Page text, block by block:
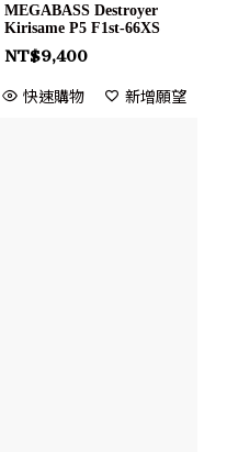
MEGABASS Destroyer
Kirisame P5 F1st-66XS
NT$9,400
快速購物 新增願望